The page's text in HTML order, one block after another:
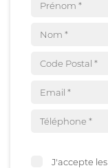
J'accepte les